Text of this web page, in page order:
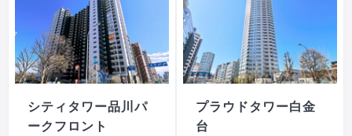
シティタワー品川パ
ークフロント
プラウドタワー白金
台